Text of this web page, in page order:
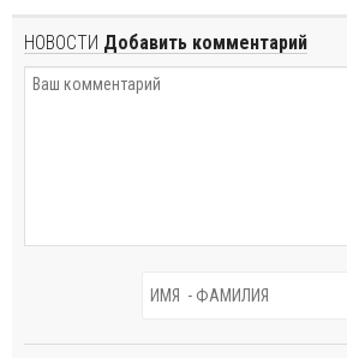
НОВОСТИ Добавить комментарий